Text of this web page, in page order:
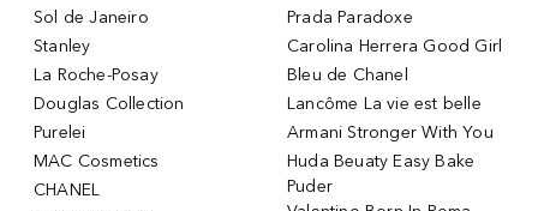
Sol de Janeiro
Stanley
La Roche-Posay
Douglas Collection
Purelei
MAC Cosmetics
CHANEL
Prada Paradoxe
Carolina Herrera Good Girl
Bleu de Chanel
Lancôme La vie est belle
Armani Stronger With You
Huda Beuaty Easy Bake
Puder